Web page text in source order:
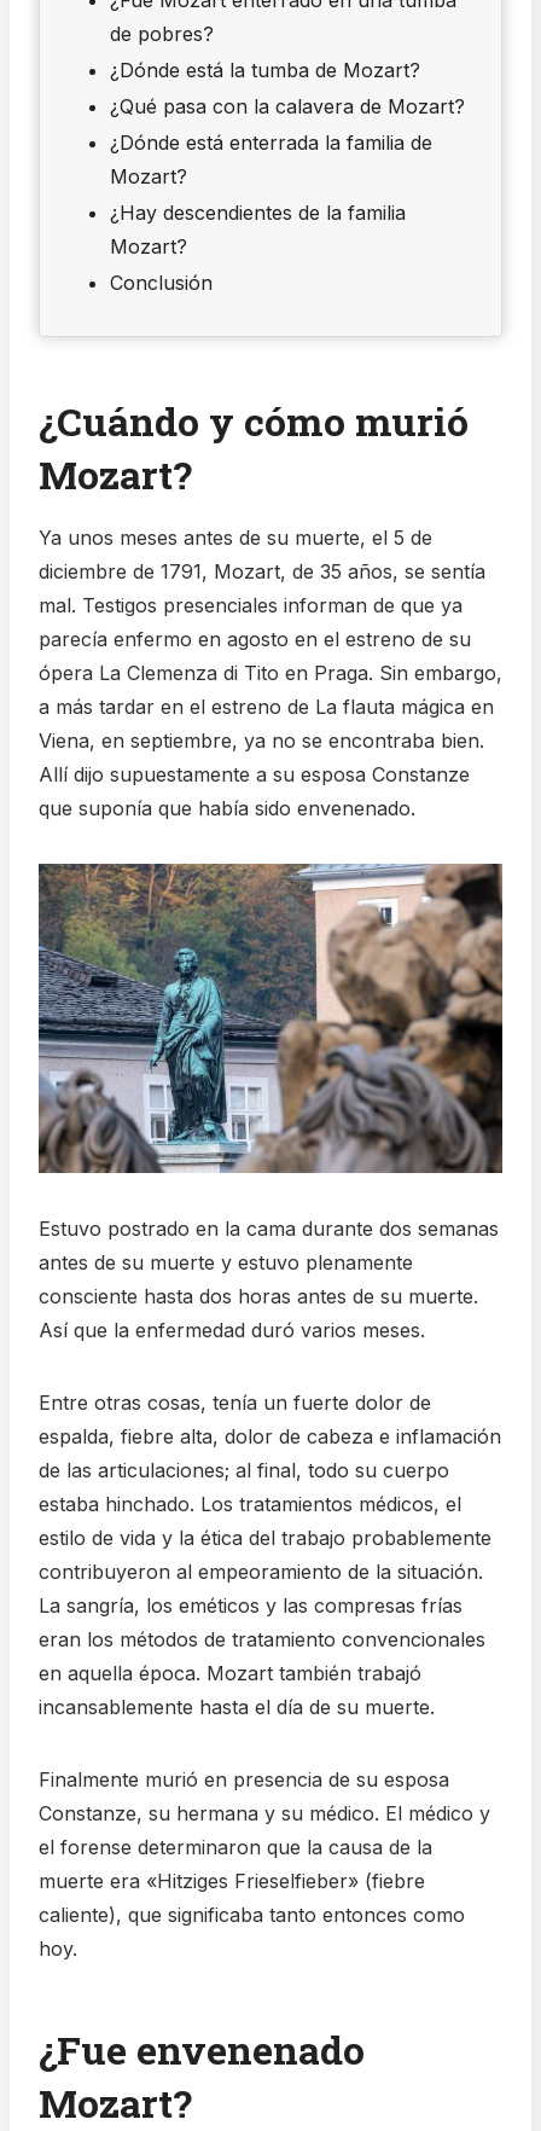
de pobres?
¿Dónde está la tumba de Mozart?
¿Qué pasa con la calavera de Mozart?
¿Dónde está enterrada la familia de
Mozart?
¿Hay descendientes de la familia
Mozart?
Conclusión
¿Cuándo y cómo murió
Mozart?
Ya unos meses antes de su muerte, el 5 de
diciembre de 1791, Mozart, de 35 años, se sentía
mal. Testigos presenciales informan de que ya
parecía enfermo en agosto en el estreno de su
ópera La Clemenza di Tito en Praga. Sin embargo,
a más tardar en el estreno de La flauta mágica en
Viena, en septiembre, ya no se encontraba bien.
Allí dijo supuestamente a su esposa Constanze
que suponía que había sido envenenado.
Estuvo postrado en la cama durante dos semanas
antes de su muerte y estuvo plenamente
consciente hasta dos horas antes de su muerte.
Así que la enfermedad duró varios meses.
Entre otras cosas, tenía un fuerte dolor de
espalda, fiebre alta, dolor de cabeza e inflamación
de las articulaciones; al final, todo su cuerpo
estaba hinchado. Los tratamientos médicos, el
estilo de vida y la ética del trabajo probablemente
contribuyeron al empeoramiento de la situación.
La sangría, los eméticos y las compresas frías
eran los métodos de tratamiento convencionales
en aquella época. Mozart también trabajó
incansablemente hasta el día de su muerte.
Finalmente murió en presencia de su esposa
Constanze, su hermana y su médico. El médico y
el forense determinaron que la causa de la
muerte era «Hitziges Frieselfieber» (fiebre
caliente), que significaba tanto entonces como
hoy.
¿Fue envenenado
Mozart?